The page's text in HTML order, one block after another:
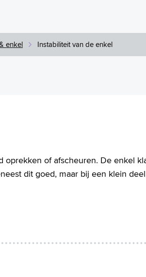
enkel Instabiliteit van de enkel
oprekken of afscheuren. De enkel
dit goed, maar bij een klein